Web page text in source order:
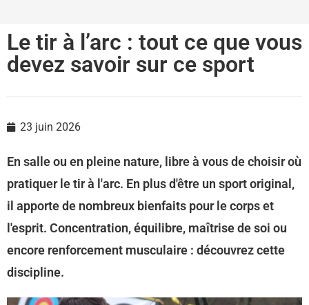
Le tir à l’arc : tout ce que vous
devez savoir sur ce sport
23 juin 2026
En salle ou en pleine nature, libre à vous de choisir où
pratiquer le tir à l'arc. En plus d'être un sport original,
il apporte de nombreux bienfaits pour le corps et
l'esprit. Concentration, équilibre, maîtrise de soi ou
encore renforcement musculaire : découvrez cette
discipline.